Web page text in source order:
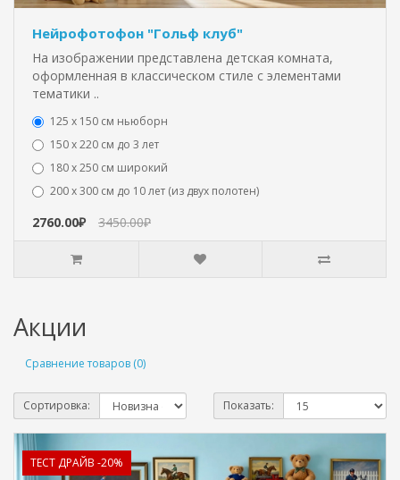
Нейрофотофон "Гольф клуб"
На изображении представлена детская комната,
оформленная в классическом стиле с элементами
тематики ..
125 x 150 см ньюборн
150 х 220 см до 3 лет
180 х 250 см широкий
200 х 300 см до 10 лет (из двух полотен)
2760.00₽ 3450.00₽
Акции
Сравнение товаров (0)
Сортировка: Показать:
ТЕСТ ДРАЙВ -20%